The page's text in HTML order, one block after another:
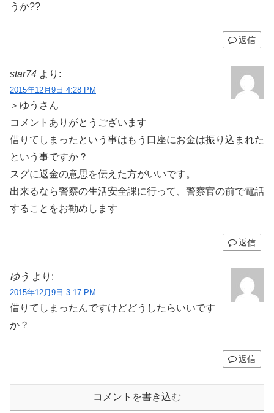
うか??
返信
star74 より:
2015年12月9日 4:28 PM
＞ゆうさん
コメントありがとうございます
借りてしまったという事はもう口座にお金は振り込まれた
という事ですか？
スグに返金の意思を伝えた方がいいです。
出来るなら警察の生活安全課に行って、警察官の前で電話
することをお勧めします
返信
ゆう より:
2015年12月9日 3:17 PM
借りてしまったんですけどどうしたらいいです
か？
返信
コメントを書き込む